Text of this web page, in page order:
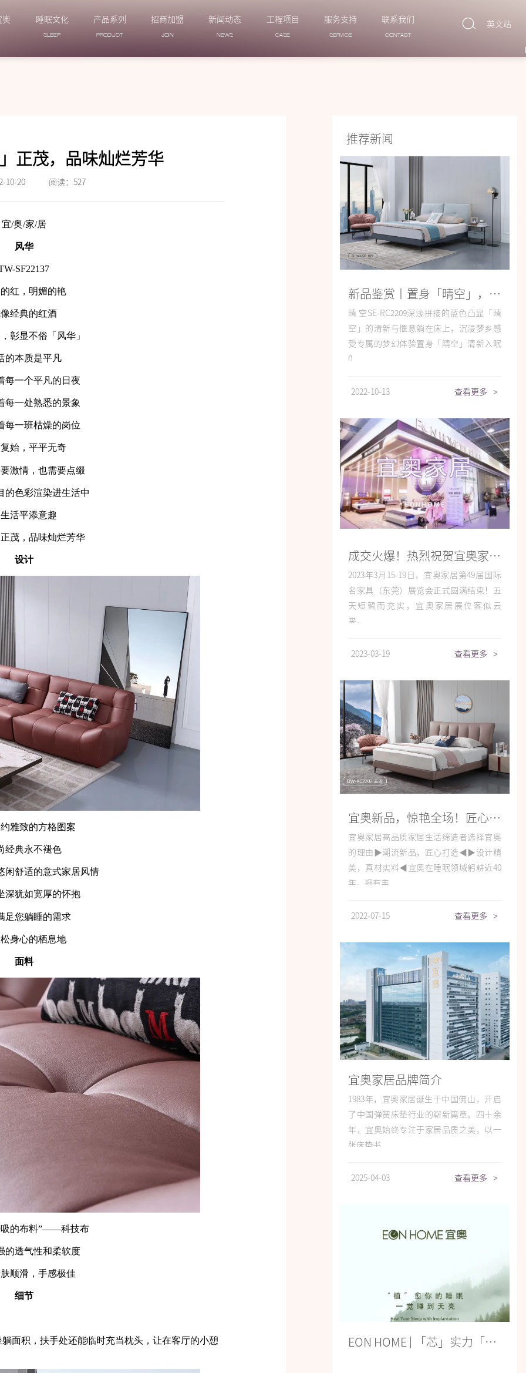
睡眠文化
SLEEP
产品系列
PRODUCT
招商加盟
JOIN
新闻动态
NEWS
工程项目
CASE
服务支持
SERVICE
联系我们
CONTACT
英文站
正茂，品味灿烂芳华
10-20 阅读：527
宜/奥/家/居
风华
SF22137
红，明媚的艳
经典的红酒
彰显不俗「风华」
的本质是平凡
每一个平凡的日夜
每一处熟悉的景象
每一班枯燥的岗位
始，平平无奇
激情，也需要点缀
的色彩渲染进生活中
活平添意趣
茂，品味灿烂芳华
设计
雅致的方格图案
经典永不褪色
闲舒适的意式家居风情
深犹如宽厚的怀抱
足您躺睡的需求
身心的栖息地
面料
吸的布料”——科技布
的透气性和柔软度
顺滑，手感极佳
细节
面积，扶手处还能临时充当枕头，让在客厅的小憩
推荐新闻
新品鉴赏丨置身「晴空」，清新入眠
晴 空SE-RC2209深浅拼接的蓝色凸显「晴
空」的清新与惬意躺在床上，沉浸梦乡感
受专属的梦幻体验置身「晴空」清新入眠
0...
2022-10-13 查看更多 >
成交火爆！热烈祝贺宜奥家居东莞展之行圆满收官！
2023年3月15-19日，宜奥家居第49届国际
名家具（东莞）展览会正式圆满结束！五
天短暂而充实，宜奥家居展位客似云
来，...
2023-03-19 查看更多 >
宜奥新品，惊艳全场！匠心设计夺目吸睛，特价爆款火热抢购！
宜奥家居高品质家居生活缔造者选择宜奥
的理由▶潮流新品，匠心打造◀▶设计精
美，真材实料◀宜奥在睡眠领域躬耕近40
年，拥有丰...
2022-07-15 查看更多 >
宜奥家居品牌简介
1983年，宜奥家居诞生于中国佛山，开启
了中国弹簧床垫行业的崭新篇章。四十余
年，宜奥始终专注于家居品质之美，以一
张床垫书...
2025-04-03 查看更多 >
EON HOME | 「芯」实力「植」愈你